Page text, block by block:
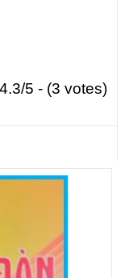
4.3/5 - (3 votes)